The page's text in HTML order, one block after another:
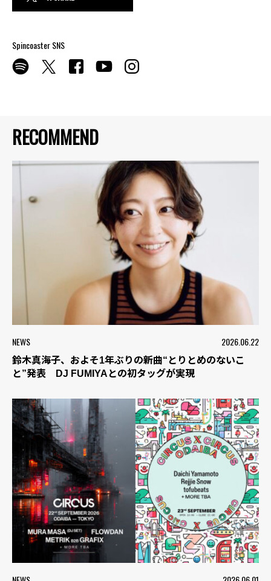
RECOMMEND
NEWS 2026.06.22
鈴木真海子、およそ1年ぶりの新曲“とりとめのないこ
と”発表 DJ FUMIYAとの初タッグが実現
Spincoaster SNS